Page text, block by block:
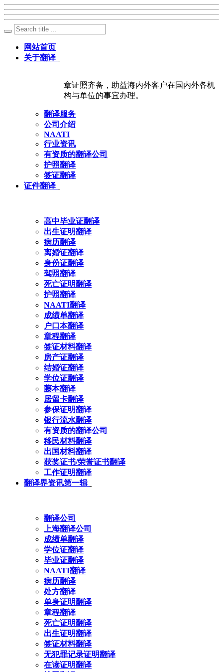
网站首页
关于翻译
章证照齐备，助益海内外客户在国内外各机
构与单位的事宜办理。
翻译服务
公司介绍
NAATI
行业资讯
有资质的翻译公司
护照翻译
签证翻译
证件翻译
高中毕业证翻译
出生证明翻译
病历翻译
离婚证翻译
身份证翻译
驾照翻译
死亡证明翻译
护照翻译
NAATI翻译
成绩单翻译
户口本翻译
章程翻译
签证材料翻译
房产证翻译
结婚证翻译
学位证翻译
藤本翻译
居留卡翻译
参保证明翻译
银行流水翻译
有资质的翻译公司
移民材料翻译
出国材料翻译
获奖证书/荣誉证书翻译
工作证明翻译
翻译界资讯第一辑
翻译公司
上海翻译公司
成绩单翻译
学位证翻译
毕业证翻译
NAATI翻译
病历翻译
处方翻译
单身证明翻译
章程翻译
死亡证明翻译
出生证明翻译
签证材料翻译
无犯罪记录证明翻译
在读证明翻译